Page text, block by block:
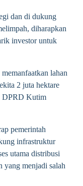
dan di dukung
diharapkan
investor untuk
lahan
2 juta hektare
DPRD Kutim
pemerintah
infrastruktur
utama distribusi
yang menjadi salah